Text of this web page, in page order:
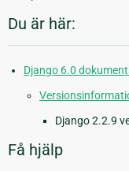
Du är här:
Django 6.0
Django 2.2.9
Få hjälp